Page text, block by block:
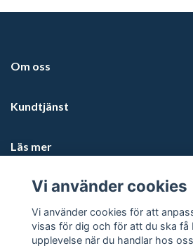
Om oss
Kundtjänst
Läs mer
Sociala medier
Vi använder cookies
Vi använder cookies för att
visas för dig och för att du ska få
upplevelse när du handlar hos